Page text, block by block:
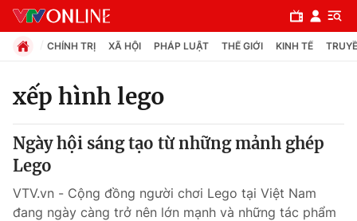
Chuyên mục
Chính trị
Xã hội
CHÍNH TRỊ XÃ HỘI PHÁP LUẬT THẾ GIỚI KINH TẾ
xếp hình lego
Ngày hội sáng tạo từ những mảnh ghép
Lego
VTV.vn - Cộng đồng người chơi Lego tại Việt Nam
đang ngày càng trở nên lớn mạnh và những tác phẩm